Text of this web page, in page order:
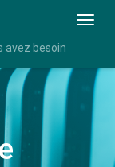
avez besoin